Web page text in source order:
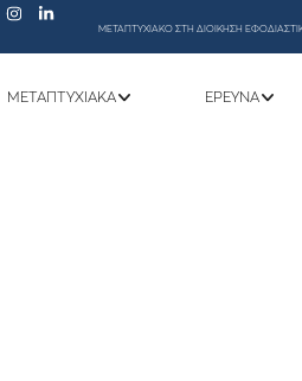
ΜΕΤΑΠΤΥΧΙΑΚΟ ΣΤΗ ΔΙΟΙΚΗΣΗ
ΜΕΤΑΠΤΥΧΙΑΚΆ ΕΡΕΥΝΑ